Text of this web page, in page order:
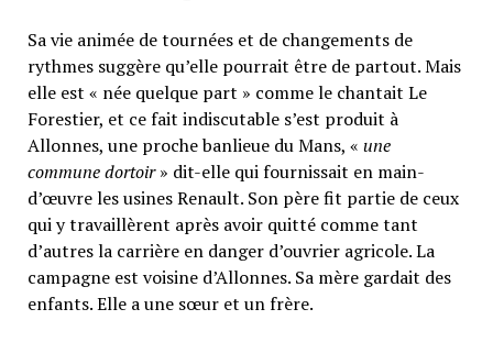
Sa vie animée de tournées et de changements de
rythmes suggère qu’elle pourrait être de partout. Mais
elle est « née quelque part » comme le chantait Le
Forestier, et ce fait indiscutable s’est produit à
Allonnes, une proche banlieue du Mans, « une
commune dortoir» dit-elle qui fournissait en main-
d’œuvre les usines Renault. Son père fit partie de ceux
qui y travaillèrent après avoir quitté comme tant
d’autres la carrière en danger d’ouvrier agricole. La
campagne est voisine d’Allonnes. Sa mère gardait des
enfants. Elle a une sœur et un frère.